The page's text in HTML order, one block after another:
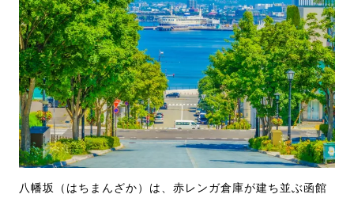
八幡坂（はちまんざか）は、赤レンガ倉庫が建ち並ぶ函館